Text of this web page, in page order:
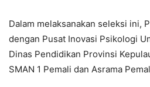
Dalam melaksanakan seleksi ini,
dengan Pusat Inovasi Psikologi
Dinas Pendidikan Provinsi
SMAN 1 Pemali dan Asrama